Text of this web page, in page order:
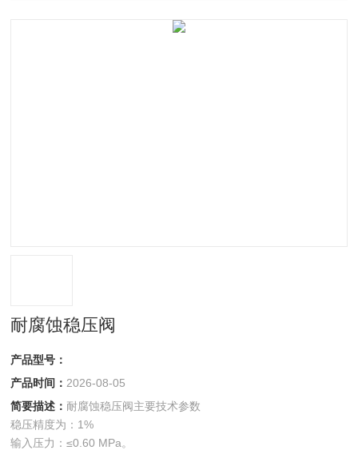
耐腐蚀稳压阀
产品型号：
产品时间： 2026-08-05
简要描述： 耐腐蚀稳压阀主要技术参数
稳压精度为：1%
输入压力：≤0.60 MPa。